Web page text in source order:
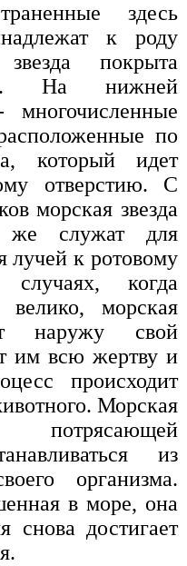
здесь
к роду
покрыта
На нижней
по
который идет
отверстию. С
морская звезда
же служат для
лучей к ротовому
когда
морская
наружу свой
им всю жертву и
происходит
Морская
потрясающей
из
организма.
в море, она
снова достигает